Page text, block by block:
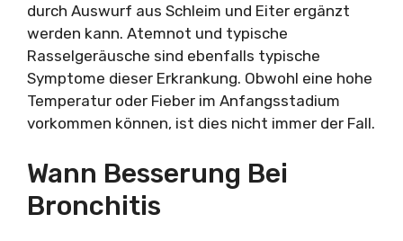
durch Auswurf aus Schleim und Eiter ergänzt
werden kann. Atemnot und typische
Rasselgeräusche sind ebenfalls typische
Symptome dieser Erkrankung. Obwohl eine hohe
Temperatur oder Fieber im Anfangsstadium
vorkommen können, ist dies nicht immer der Fall.
Wann Besserung Bei
Bronchitis